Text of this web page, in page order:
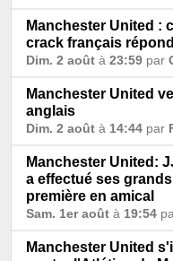
Manchester United :
crack français
Dim. 2 août à 23:59 par
Manchester United
anglais
Dim. 2 août à 14:44 par
Manchester United:
a effectué ses
première en amical
Sam. 1er août à 19:54
Manchester United